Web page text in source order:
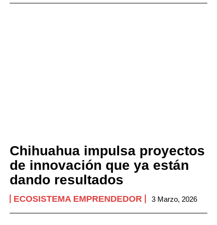
Chihuahua impulsa proyectos
de innovación que ya están
dando resultados
ECOSISTEMA EMPRENDEDOR 3 Marzo, 2026